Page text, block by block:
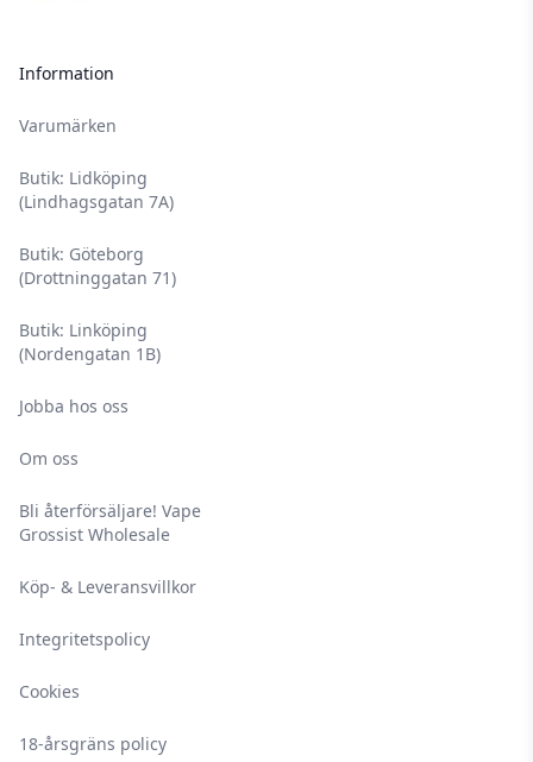
Information
Varumärken
Butik: Lidköping
(Lindhagsgatan 7A)
Butik: Göteborg
(Drottninggatan 71)
Butik: Linköping
(Nordengatan 1B)
Jobba hos oss
Om oss
Bli återförsäljare! Vape
Grossist Wholesale
Köp- & Leveransvillkor
Integritetspolicy
Cookies
18-årsgräns policy